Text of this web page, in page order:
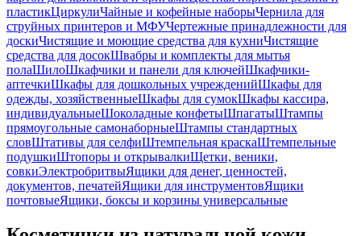
пластикЦиркулиЧайные и кофейные наборыЧернила для
струйных принтеров и МФУЧертежные принадлежности для
доскиЧистящие и моющие средства для кухниЧистящие
средства для досокШвабры и комплекты для мытья
полаШилоШкафчики и панели для ключейШкафчики-
аптечкиШкафы для дошкольных учрежденийШкафы для
одежды, хозяйственныеШкафы для сумокШкафы кассира,
индивидуальныеШоколадные конфетыШпагатыШтампы
прямоугольные самонаборныеШтампы стандартных
словШтативы для селфиШтемпельная краскаШтемпельные
подушкиШтопоры и открывалкиЩетки, веники,
совкиЭлектробритвыЯщики для денег, ценностей,
документов, печатейЯщики для инструментовЯщики
почтовыеЯщики, боксы и корзины универсальные